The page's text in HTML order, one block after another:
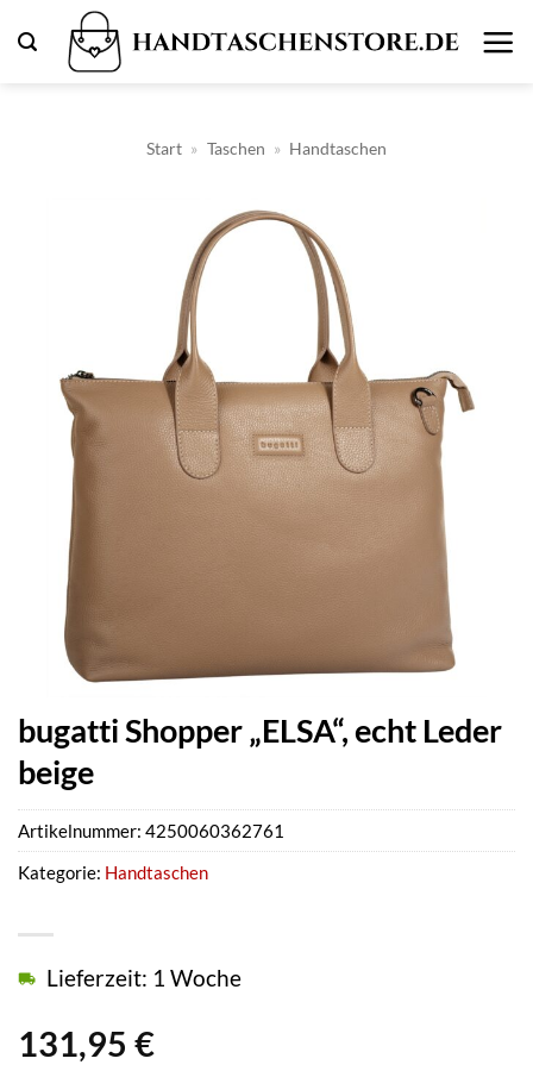
Inhalt
Start » Taschen » Handtaschen
bugatti Shopper „ELSA“, echt Leder
beige
131,95 €
Lieferzeit: 1 Woche
Artikelnummer: 4250060362761
Kategorie: Handtaschen